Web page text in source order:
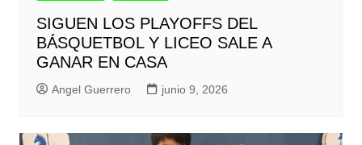
SIGUEN LOS PLAYOFFS DEL
BÁSQUETBOL Y LICEO SALE A
GANAR EN CASA
Angel Guerrero junio 9, 2026